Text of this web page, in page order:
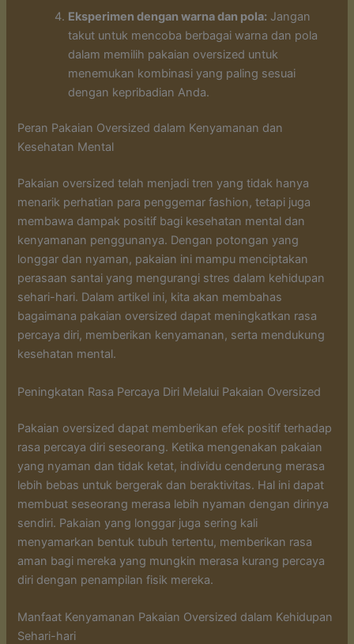
Eksperimen dengan warna dan pola: Jangan
takut untuk mencoba berbagai warna dan pola
dalam memilih pakaian oversized untuk
menemukan kombinasi yang paling sesuai
dengan kepribadian Anda.
Peran Pakaian Oversized dalam Kenyamanan dan
Kesehatan Mental
Pakaian oversized telah menjadi tren yang tidak hanya
menarik perhatian para penggemar fashion, tetapi juga
membawa dampak positif bagi kesehatan mental dan
kenyamanan penggunanya. Dengan potongan yang
longgar dan nyaman, pakaian ini mampu menciptakan
perasaan santai yang mengurangi stres dalam kehidupan
sehari-hari. Dalam artikel ini, kita akan membahas
bagaimana pakaian oversized dapat meningkatkan rasa
percaya diri, memberikan kenyamanan, serta mendukung
kesehatan mental.
Peningkatan Rasa Percaya Diri Melalui Pakaian Oversized
Pakaian oversized dapat memberikan efek positif terhadap
rasa percaya diri seseorang. Ketika mengenakan pakaian
yang nyaman dan tidak ketat, individu cenderung merasa
lebih bebas untuk bergerak dan beraktivitas. Hal ini dapat
membuat seseorang merasa lebih nyaman dengan dirinya
sendiri. Pakaian yang longgar juga sering kali
menyamarkan bentuk tubuh tertentu, memberikan rasa
aman bagi mereka yang mungkin merasa kurang percaya
diri dengan penampilan fisik mereka.
Manfaat Kenyamanan Pakaian Oversized dalam Kehidupan
Sehari-hari